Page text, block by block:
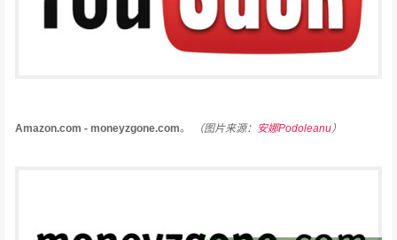
Amazon.com - moneyzgone.com。 （图片来源： 安娜Podoleanu）